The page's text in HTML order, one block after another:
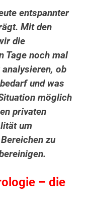
entspannter
Mit den
die
Tage noch mal
ob
und was
möglich
privaten
um
zu
– die